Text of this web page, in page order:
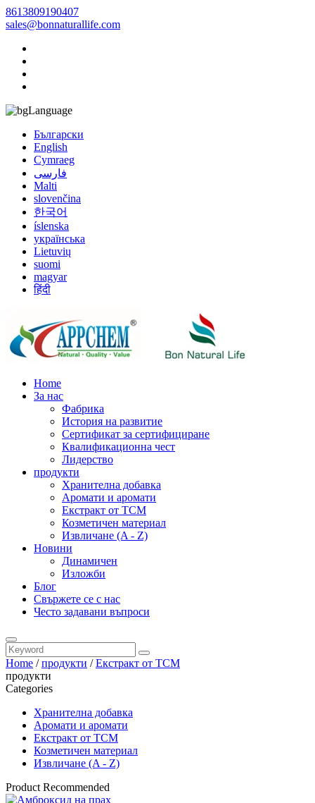
8613809190407
sales@bonnaturallife.com
Language
Български
English
Cymraeg
فارسی
Malti
slovenčina
한국어
íslenska
українська
Lietuvių
suomi
magyar
हिंदी
Home
За нас
Фабрика
История на развитие
Сертификат за сертифициране
Квалификационна чест
Лидерство
продукти
Хранителна добавка
Аромати и аромати
Екстракт от TCM
Козметичен материал
Извличане (A - Z)
Новини
Динамичен
Изложби
Блог
Свържете се с нас
Често задавани въпроси
Home /продукти /Екстракт от TCM
продукти
Categories
Хранителна добавка
Аромати и аромати
Екстракт от TCM
Козметичен материал
Извличане (A - Z)
Product Recommended